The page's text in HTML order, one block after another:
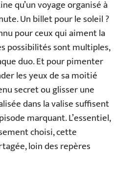
qu’un voyage organisé à
Un billet pour le soleil ?
pour ceux qui aiment la
possibilités sont multiples,
duo. Et pour pimenter
les yeux de sa moitié
secret ou glisser une
dans la valise suffisent
marquant. L’essentiel,
choisi, cette
loin des repères